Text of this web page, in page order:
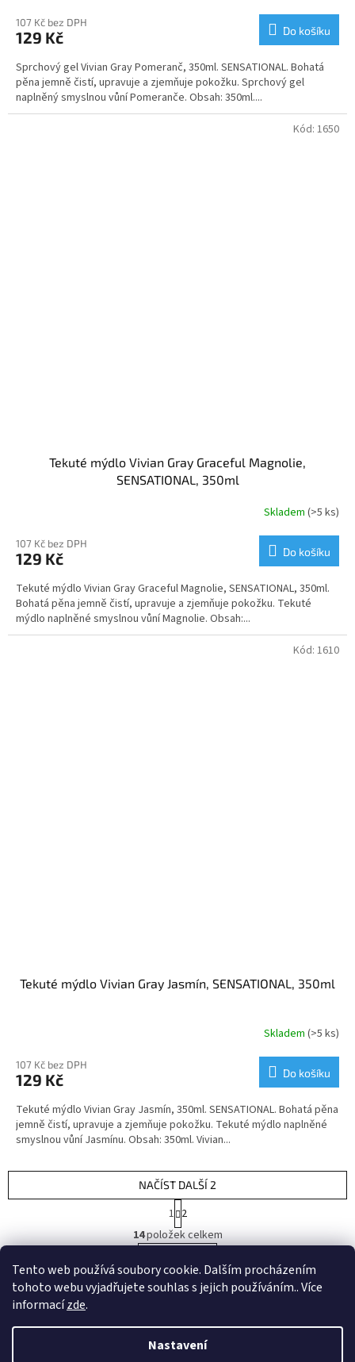
Tento web používá soubory cookie. Dalším procházením
tohoto webu vyjadřujete souhlas s jejich používáním.. Více
informacízde.
Nastavení
107 Kč bez DPH
129 Kč Do košíku
Sprchový gel Vivian Gray Pomeranč, 350ml. SENSATIONAL. Bohatá
pěna jemně čistí, upravuje a zjemňuje pokožku. Sprchový gel
naplněný smyslnou vůní Pomeranče. Obsah: 350ml....
Tekuté mýdlo Vivian Gray Graceful Magnolie,
SENSATIONAL, 350ml
Skladem (>5 ks)
107 Kč bez DPH
129 Kč Do košíku
Tekuté mýdlo Vivian Gray Graceful Magnolie, SENSATIONAL, 350ml.
Bohatá pěna jemně čistí, upravuje a zjemňuje pokožku. Tekuté
mýdlo naplněné smyslnou vůní Magnolie. Obsah:...
Kód: 1650
Tekuté mýdlo Vivian Gray Jasmín, SENSATIONAL, 350ml
Skladem (>5 ks)
107 Kč bez DPH
129 Kč Do košíku
Tekuté mýdlo Vivian Gray Jasmín, 350ml. SENSATIONAL. Bohatá pěna
jemně čistí, upravuje a zjemňuje pokožku. Tekuté mýdlo naplněné
smyslnou vůní Jasmínu. Obsah: 350ml. Vivian...
Kód: 1610
O
v
á
d
í
p
NAČÍST DALŠÍ 2
t
r
á
k
o
n
í
1 2
14položek celkem